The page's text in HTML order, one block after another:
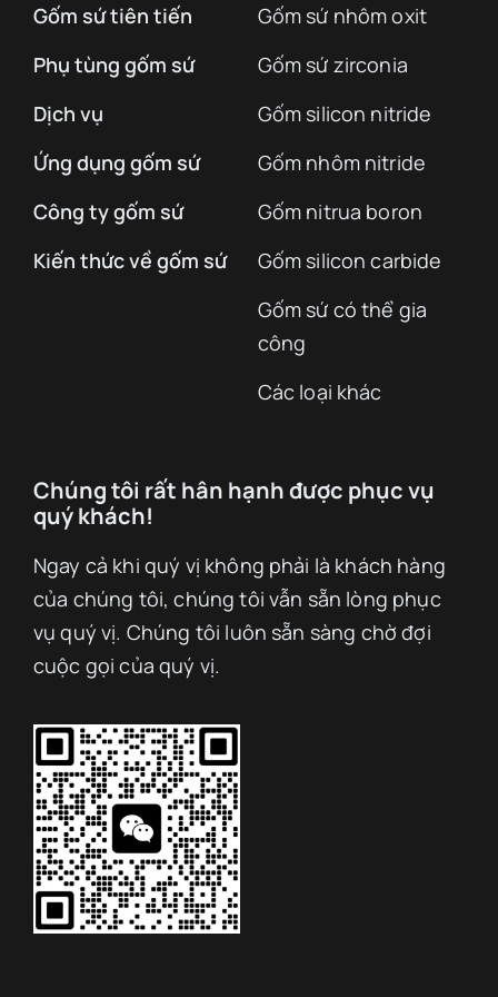
Gốm sứ tiên tiến
Phụ tùng gốm sứ
Dịch vụ
Ứng dụng gốm sứ
Công ty gốm sứ
Kiến thức về gốm sứ
Gốm sứ nhôm oxit
Gốm sứ zirconia
Gốm silicon nitride
Gốm nhôm nitride
Gốm nitrua boron
Gốm silicon carbide
Gốm sứ có thể gia
công
Các loại khác
Chúng tôi rất hân hạnh được phục vụ
quý khách!
Ngay cả khi quý vị không phải là khách hàng
của chúng tôi, chúng tôi vẫn sẵn lòng phục
vụ quý vị. Chúng tôi luôn sẵn sàng chờ đợi
cuộc gọi của quý vị.